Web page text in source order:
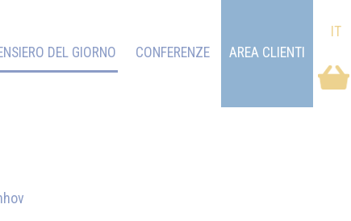
DEL GIORNO CONFERENZE AREA CLIENTI
IT